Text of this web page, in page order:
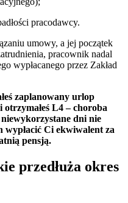
pracodawcy.
umowy, a jej początek
pracownik nadal
wypłacanego przez Zakład
zaplanowany urlop
otrzymałeś L4 – choroba
dni nie
Ci ekwiwalent za
pensją.
przedłuża okres